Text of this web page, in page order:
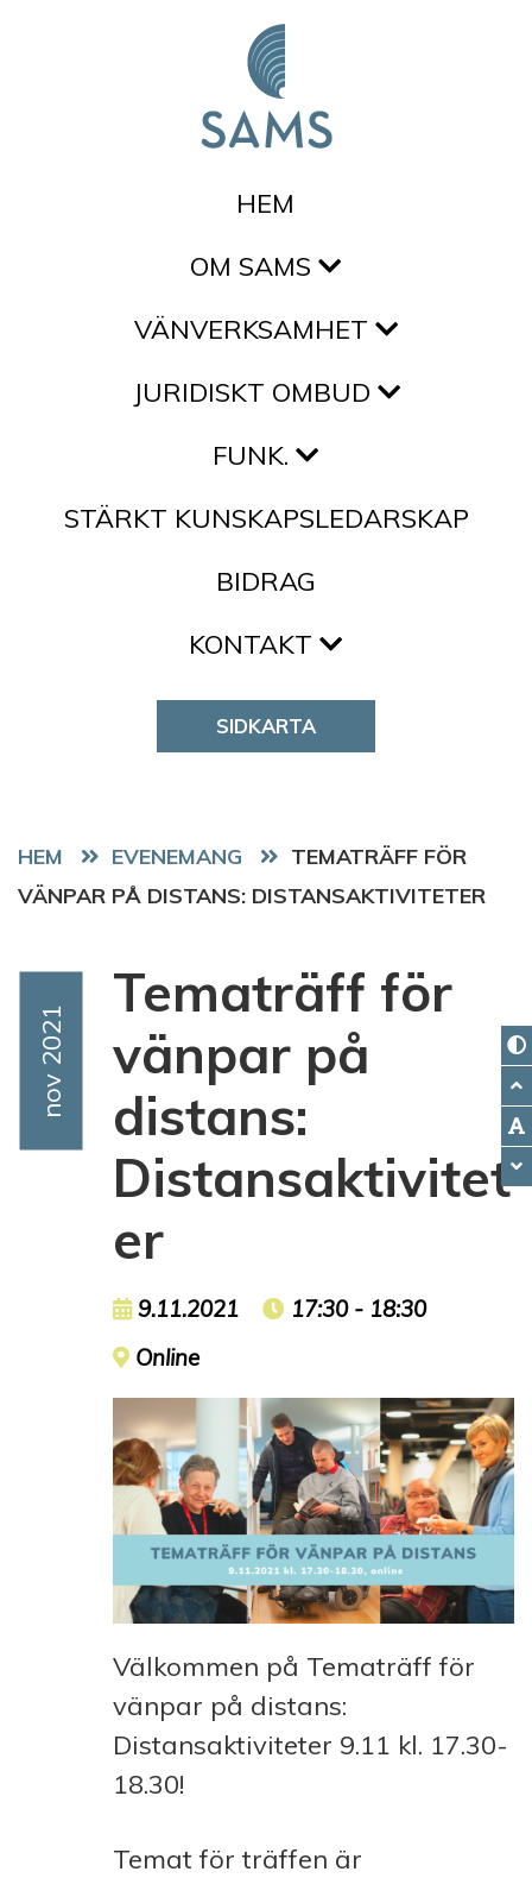
HEM
OM SAMS
VÄNVERKSAMHET
JURIDISKT OMBUD
FUNK.
STÄRKT KUNSKAPSLEDARSKAP
BIDRAG
KONTAKT
SIDKARTA
HEM EVENEMANG
TEMATRÄFF FÖR
VÄNPAR PÅ DISTANS: DISTANSAKTIVITETER
Event Date
Nov 2021
Tematräff för
vänpar på
distans:
Distansaktivitet
er
Event date
9.11.2021 Event time
17:30 - 18:30
Event location
Online
Välkommen på Tematräff för
vänpar på distans:
Distansaktiviteter 9.11 kl. 17.30-
18.30!
Temat för träffen är